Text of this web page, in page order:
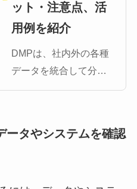
ット・注意点、活
用例を紹介
DMPは、社内外の各種
データを統合して分析
ケティング施策を行う
ータやシステムを確認